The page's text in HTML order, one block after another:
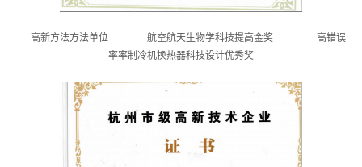
高新方法方法单位 航空航天生物学科技提高金奖 高错误
率率制冷机换热器科技设计优秀奖